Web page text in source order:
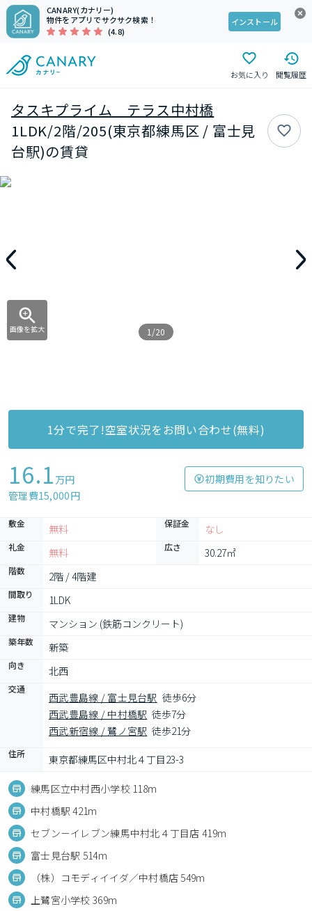
CANARY(カナリー)
物件をアプリでサクサク検索！
(4.8)
インストール
お気に入り 閲覧履歴
タスキプライム テラス中村橋
1LDK/2階/205(東京都練馬区 / 富士見
台駅)の賃貸
画像を拡大 1/20
1分で完了!空室状況をお問い合わせ(無料)
16.1 万円
管理費15,000円
初期費用を知りたい
敷金 無料 保証金 なし
礼金 無料 広さ 30.27㎡
階数 2階 / 4階建
間取り 1LDK
建物 マンション (鉄筋コンクリート)
築年数 新築
向き 北西
交通
西武豊島線 / 富士見台駅 徒歩6分
西武豊島線 / 中村橋駅 徒歩7分
西武新宿線 / 鷺ノ宮駅 徒歩21分
住所 東京都練馬区中村北４丁目23-3
練馬区立中村西小学校 118m
中村橋駅 421m
セブン－イレブン練馬中村北４丁目店 419m
富士見台駅 514m
（株）コモディイイダ／中村橋店 549m
上鷺宮小学校 369m